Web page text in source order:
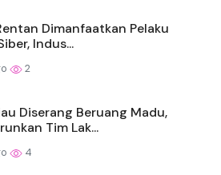
Dimanfaatkan Pelaku
Indus...
2
Diserang Beruang Madu,
Tim Lak...
4